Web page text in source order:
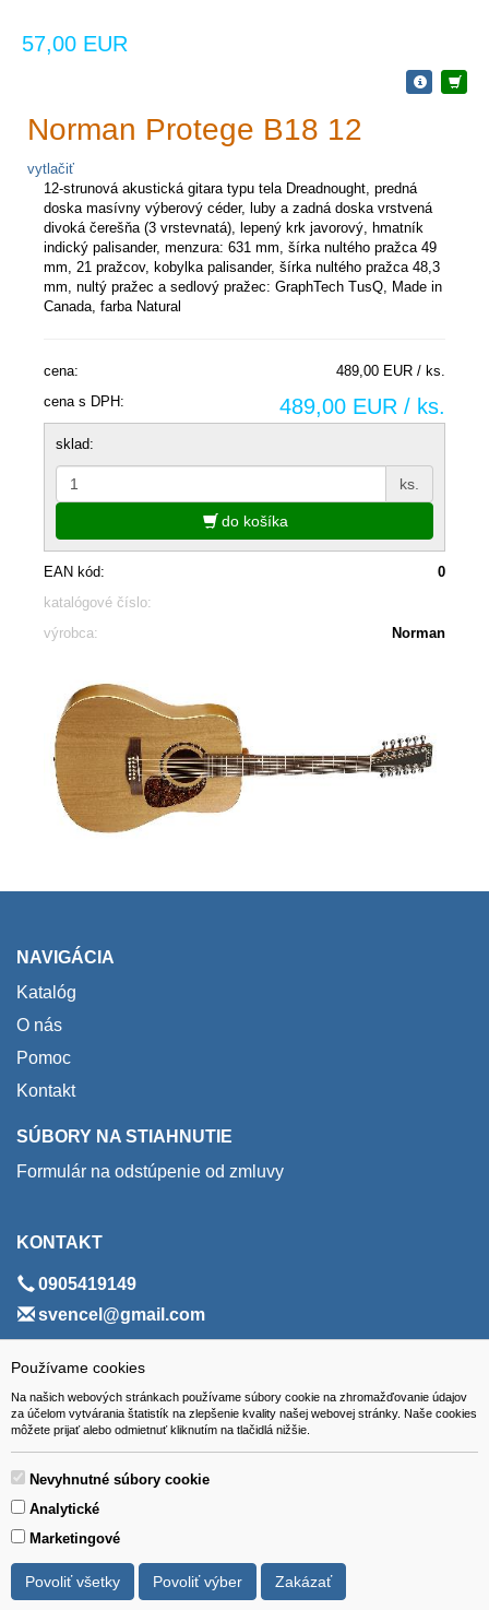
Používame cookies
Na našich webových stránkach používame súbory cookie na zhromažďovanie údajov
za účelom vytvárania štatistík na zlepšenie kvality našej webovej stránky. Naše cookies
môžete prijať alebo odmietnuť kliknutím na tlačidlá nižšie.
Nevyhnutné súbory cookie
Analytické
Marketingové
Povoliť všetky Povoliť výber Zakázať
57,00 EUR
Norman Protege B18 12
vytlačiť
12-strunová akustická gitara typu tela Dreadnought, predná
doska masívny výberový céder, luby a zadná doska vrstvená
divoká čerešňa (3 vrstevnatá), lepený krk javorový, hmatník
indický palisander, menzura: 631 mm, šírka nultého pražca 49
mm, 21 pražcov, kobylka palisander, šírka nultého pražca 48,3
mm, nultý pražec a sedlový pražec: GraphTech TusQ, Made in
Canada, farba Natural
cena:
489,00 EUR / ks.
cena s DPH:
489,00 EUR / ks.
sklad:
ks.
do košíka
EAN kód:
0
katalógové číslo:
výrobca:
Norman
NAVIGÁCIA
Katalóg
O nás
Pomoc
Kontakt
SÚBORY NA STIAHNUTIE
Formulár na odstúpenie od zmluvy
KONTAKT
0905419149
svencel@gmail.com
ADRESA
VEST - tech s.r.o.
Hviezdoslavova 280/6, 965 01 Žiar nad Hronom
Slovakia (Slovak Republic)
Všetky ceny sú uvádzané vrátane DPH.